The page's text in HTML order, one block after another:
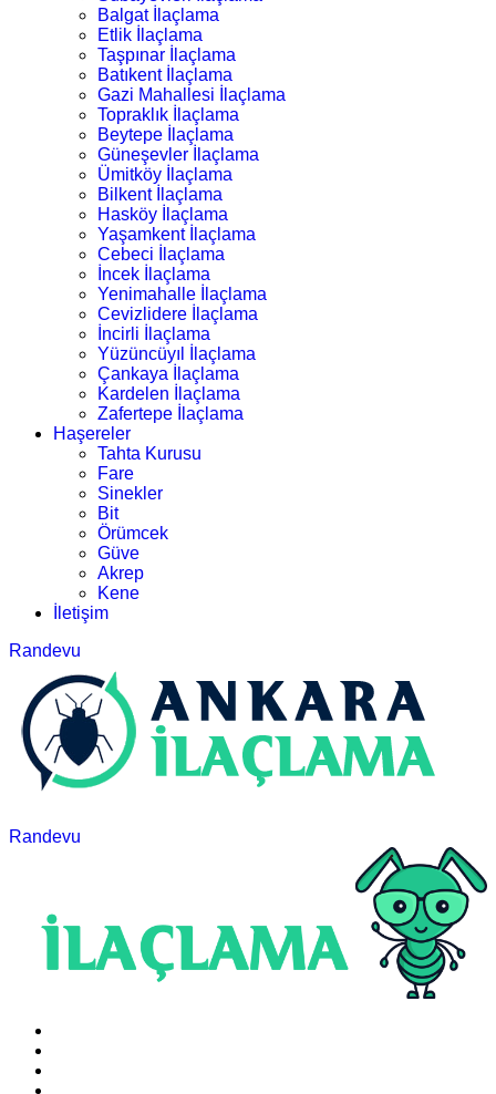
Balgat İlaçlama
Etlik İlaçlama
Taşpınar İlaçlama
Batıkent İlaçlama
Gazi Mahallesi İlaçlama
Topraklık İlaçlama
Beytepe İlaçlama
Güneşevler İlaçlama
Ümitköy İlaçlama
Bilkent İlaçlama
Hasköy İlaçlama
Yaşamkent İlaçlama
Cebeci İlaçlama
İncek İlaçlama
Yenimahalle İlaçlama
Cevizlidere İlaçlama
İncirli İlaçlama
Yüzüncüyıl İlaçlama
Çankaya İlaçlama
Kardelen İlaçlama
Zafertepe İlaçlama
Haşereler
Tahta Kurusu
Fare
Sinekler
Bit
Örümcek
Güve
Akrep
Kene
İletişim
Randevu
Randevu